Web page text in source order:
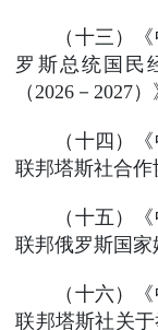
（十三）
罗斯总统国民
（2026－2027）
（十四）
联邦塔斯社合作
（十五）
联邦俄罗斯国家
（十六）
联邦塔斯社关